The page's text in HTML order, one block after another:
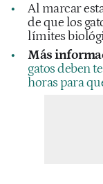
Al marcar
de que los
límites
Más
gatos deben
horas para